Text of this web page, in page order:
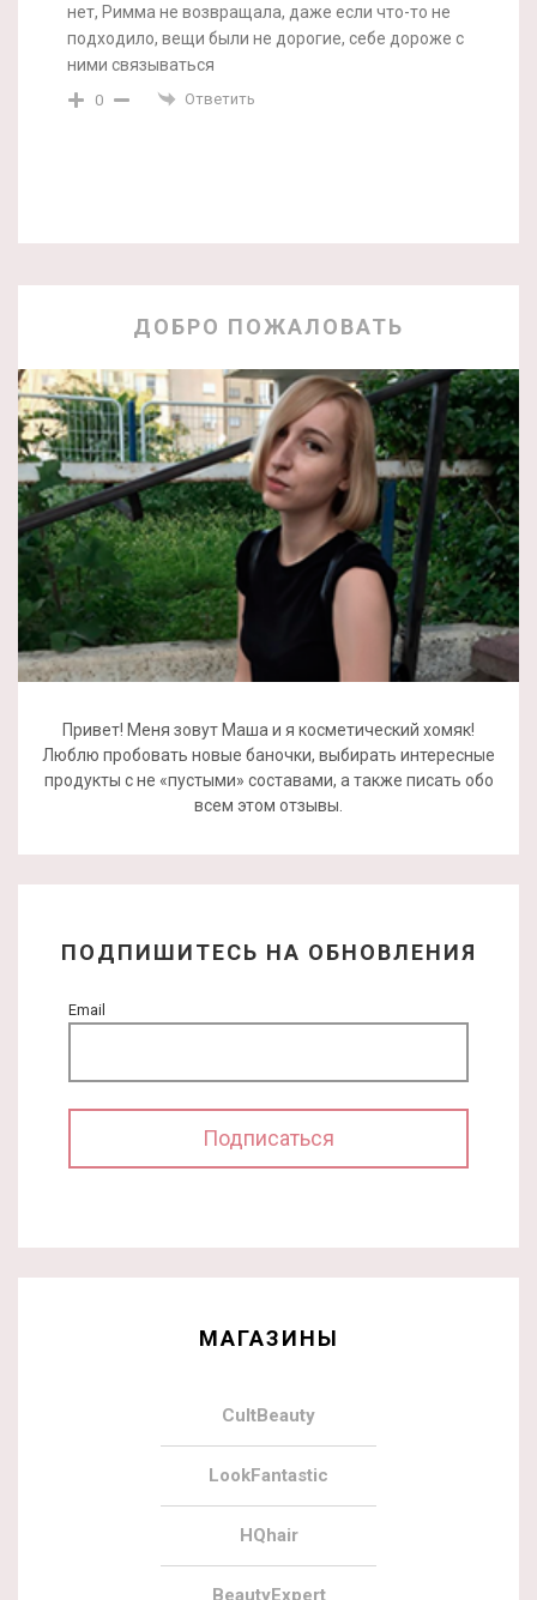
нет, Римма не возвращала, даже если что-то не
подходило, вещи были не дорогие, себе дороже с
ними связываться
0 Ответить
ДОБРО ПОЖАЛОВАТЬ
Привет! Меня зовут Маша и я косметический хомяк!
Люблю пробовать новые баночки, выбирать интересные
продукты с не «пустыми» составами, а также писать обо
всем этом отзывы.
ПОДПИШИТЕСЬ НА ОБНОВЛЕНИЯ
Email
МАГАЗИНЫ
CultBeauty
LookFantastic
HQhair
BeautyExpert